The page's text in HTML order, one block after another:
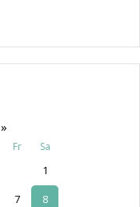
»
Fr Sa
1
7
8